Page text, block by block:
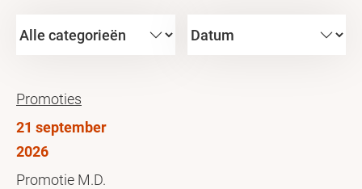
Promoties
21 september
2026
Promotie M.D.